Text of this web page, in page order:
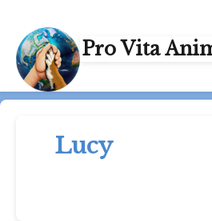
Pro Vita
Lucy